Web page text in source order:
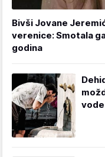
Bivši Jovane
verenice: Smotala
godina